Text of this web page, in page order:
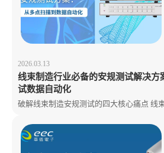
2026.03.13
线束制造行业必备的安规测试解决方
试数据自动化
破解线束制造安规测试的四大核心痛点 线束